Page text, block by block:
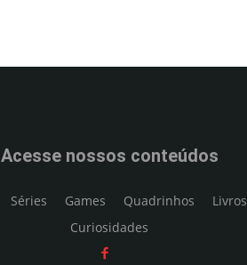
Acesse nossos conteúdos
Séries Games Quadrinhos
Livros
Curiosidades